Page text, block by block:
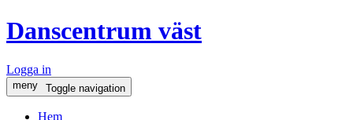
Danscentrum väst
Logga in
meny Toggle navigation
Hem